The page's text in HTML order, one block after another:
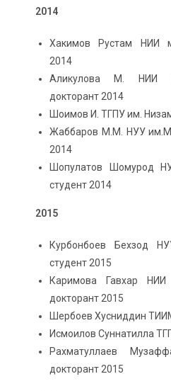
2014
Хакимов Рустам НИИ
2014
Аликулова М. НИИ
докторант 2014
Шоимов И. ТГПУ им.
Жаббаров М.М. НУУ
2014
Шопулатов Шомурод
студент 2014
2015
Курбонбоев Бехзод
студент 2015
Каримова Гавхар НИИ
докторант 2015
Шербоев Хусниддин
Исмоилов Суннатилла
Рахматуллаев
докторант 2015